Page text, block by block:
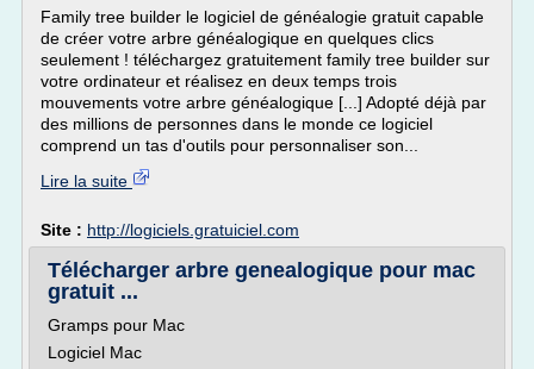
Family tree builder le logiciel de généalogie gratuit capable
de créer votre arbre généalogique en quelques clics
seulement ! téléchargez gratuitement family tree builder sur
votre ordinateur et réalisez en deux temps trois
mouvements votre arbre généalogique [...] Adopté déjà par
des millions de personnes dans le monde ce logiciel
comprend un tas d'outils pour personnaliser son...
Lire la suite
Site : http://logiciels.gratuiciel.com
Télécharger arbre genealogique pour mac
gratuit ...
Gramps pour Mac
Logiciel Mac